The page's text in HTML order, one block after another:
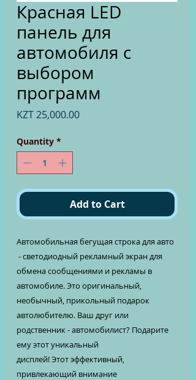
Красная LED
панель для
автомобиля с
выбором
программ
KZT 25,000.00Price
Quantity *
Add to Cart
Автомобильная бегущая строка для авто
- светодиодный рекламный экран для
обмена сообщениями и рекламы в
автомобиле. Это оригинальный,
необычный, прикольный подарок
автолюбителю. Ваш друг или
родственник - автомобилист? Подарите
ему этот уникальный
дисплей! Этот эффективный,
привлекающий внимание